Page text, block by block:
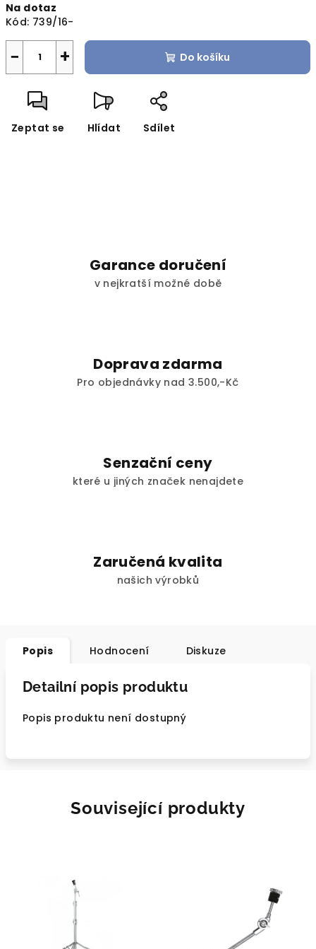
cena:
Na dotaz
Kód: 739/16-
+
− Do košíku
Zeptat se Hlídat Sdílet
Garance doručení
v nejkratší možné době
Doprava zdarma
Pro objednávky nad 3.500,-Kč
Senzační ceny
které u jiných značek nenajdete
Zaručená kvalita
našich výrobků
Popis Hodnocení Diskuze
Detailní popis produktu
Popis produktu není dostupný
Související produkty